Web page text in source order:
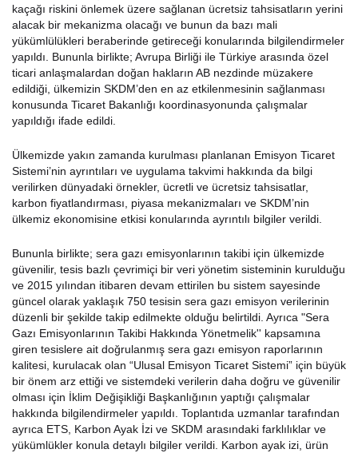
kaçağı riskini önlemek üzere sağlanan ücretsiz tahsisatların yerini
alacak bir mekanizma olacağı ve bunun da bazı mali
yükümlülükleri beraberinde getireceği konularında bilgilendirmeler
yapıldı. Bununla birlikte; Avrupa Birliği ile Türkiye arasında özel
ticari anlaşmalardan doğan hakların AB nezdinde müzakere
edildiği, ülkemizin SKDM’den en az etkilenmesinin sağlanması
konusunda Ticaret Bakanlığı koordinasyonunda çalışmalar
yapıldığı ifade edildi.
Ülkemizde yakın zamanda kurulması planlanan Emisyon Ticaret
Sistemi’nin ayrıntıları ve uygulama takvimi hakkında da bilgi
verilirken dünyadaki örnekler, ücretli ve ücretsiz tahsisatlar,
karbon fiyatlandırması, piyasa mekanizmaları ve SKDM’nin
ülkemiz ekonomisine etkisi konularında ayrıntılı bilgiler verildi.
Bununla birlikte; sera gazı emisyonlarının takibi için ülkemizde
güvenilir, tesis bazlı çevrimiçi bir veri yönetim sisteminin kurulduğu
ve 2015 yılından itibaren devam ettirilen bu sistem sayesinde
güncel olarak yaklaşık 750 tesisin sera gazı emisyon verilerinin
düzenli bir şekilde takip edilmekte olduğu belirtildi. Ayrıca "Sera
Gazı Emisyonlarının Takibi Hakkında Yönetmelik'' kapsamına
giren tesislere ait doğrulanmış sera gazı emisyon raporlarının
kalitesi, kurulacak olan “Ulusal Emisyon Ticaret Sistemi” için büyük
bir önem arz ettiği ve sistemdeki verilerin daha doğru ve güvenilir
olması için İklim Değişikliği Başkanlığının yaptığı çalışmalar
hakkında bilgilendirmeler yapıldı. Toplantıda uzmanlar tarafından
ayrıca ETS, Karbon Ayak İzi ve SKDM arasındaki farklılıklar ve
yükümlükler konula detaylı bilgiler verildi. Karbon ayak izi, ürün